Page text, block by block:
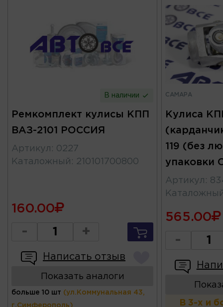
В наличии
Ремкомплект кулисы КПП
ВАЗ-2101 РОССИЯ
Артикул : 0227
Каталожный : 210101700800
160.00
- +
Написать отзыв
Показать аналоги
больше 10 шт (ул.Коммунальная 43,
г.Симферополь)
САМАРА
Кулиса
119 (без
упаковки
Артикул :
565.00
-
В 3-х и